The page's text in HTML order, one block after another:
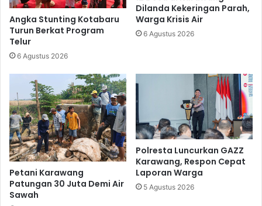
Angka Stunting Kotabaru
Turun Berkat Program
Telur
6 Agustus 2026
Dilanda Kekeringan Parah,
Warga Krisis Air
6 Agustus 2026
Petani Karawang
Patungan 30 Juta Demi Air
Sawah
Polresta Luncurkan GAZZ
Karawang, Respon Cepat
Laporan Warga
5 Agustus 2026